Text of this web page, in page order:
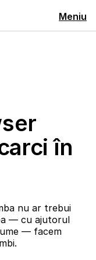
Meniu
în
nu ar trebui
— cu ajutorul
— facem